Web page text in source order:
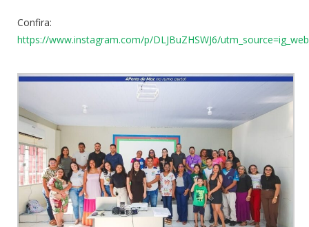
Confira:
https://www.instagram.com/p/DLJBuZHSWJ6/